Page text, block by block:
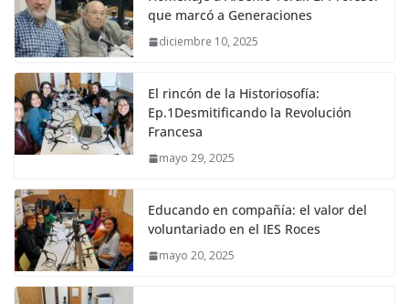
que marcó a Generaciones
diciembre 10, 2025
El rincón de la Historiosofía:
Ep.1Desmitificando la Revolución
Francesa
mayo 29, 2025
Educando en compañía: el valor del
voluntariado en el IES Roces
mayo 20, 2025